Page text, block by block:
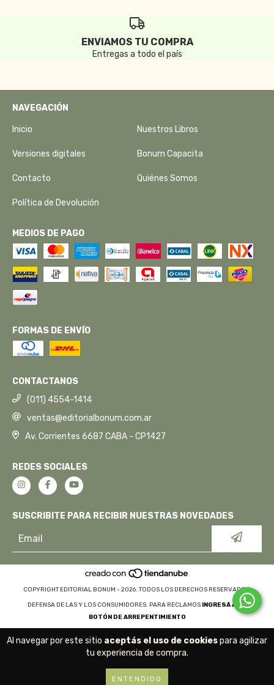
Al navegar por este sitio aceptás el uso de cookiespara agilizar
tu experiencia de compra.
ENTENDIDO
ENVIAMOS TU COMPRA
Entregas a todo el país
NAVEGACIÓN
Inicio Nuestros Libros
Versiones digitales Bonum Capacita
Contacto Quiénes Somos
Política de Devolución
MEDIOS DE PAGO
FORMAS DE ENVÍO
CONTACTANOS
(011) 4554-1414
ventas@editorialbonum.com.ar
Av. Corrientes 6687 CABA - CP1427
REDES SOCIALES
SUSCRIBITE PARA RECIBIR NUESTRAS NOVEDADES
COPYRIGHT EDITORIAL BONUM - 2026. TODOS LOS DERECHOS RESERVADOS.
DEFENSA DE LAS Y LOS CONSUMIDORES. PARA RECLAMOS INGRESÁ ACÁ.
BOTÓN DE ARREPENTIMIENTO